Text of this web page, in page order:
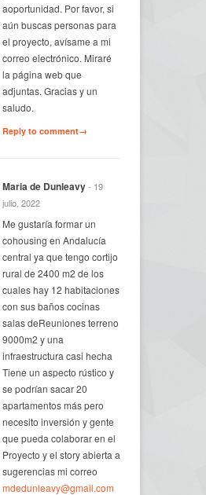
aoportunidad. Por favor, si
aún buscas personas para
el proyecto, avísame a mi
correo electrónico. Miraré
la página web que
adjuntas. Gracias y un
saludo.
Reply to comment→
Maria de Dunleavy- 19
julio, 2022
Me gustaría formar un
cohousing en Andalucía
central ya que tengo cortijo
rural de 2400 m2 de los
cuales hay 12 habitaciones
con sus baños cocinas
salas deReuniones terreno
9000m2 y una
infraestructura casi hecha
Tiene un aspecto rústico y
se podrían sacar 20
apartamentos más pero
necesito inversión y gente
que pueda colaborar en el
Proyecto y el story abierta a
sugerencias mi correo
mdedunleavy@gmail.com